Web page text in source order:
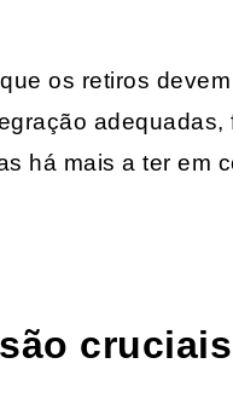
os retiros
há mais a ter em
cruciais